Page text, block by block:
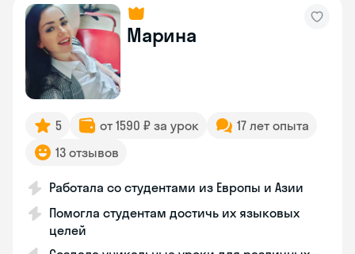
Марина
5 от 1590 ₽ за урок
17 лет опыта
13 отзывов
Работала со студентами из Европы и Азии
Помогла студентам достичь их языковых
целей